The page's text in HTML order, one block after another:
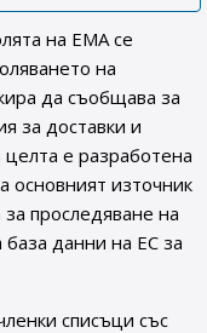
на ЕМА се
на
да съобщава за
за доставки и
е разработена
основният източник
проследяване на
база данни на ЕС за
списъци със